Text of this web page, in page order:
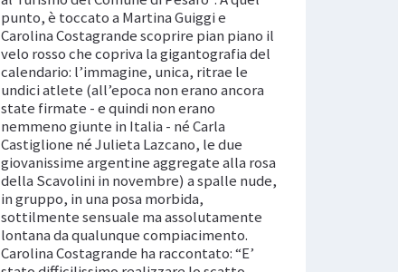
punto, è toccato a Martina Guiggi e
Carolina Costagrande scoprire pian piano il
velo rosso che copriva la gigantografia del
calendario: l’immagine, unica, ritrae le
undici atlete (all’epoca non erano ancora
state firmate - e quindi non erano
nemmeno giunte in Italia - né Carla
Castiglione né Julieta Lazcano, le due
giovanissime argentine aggregate alla rosa
della Scavolini in novembre) a spalle nude,
in gruppo, in una posa morbida,
sottilmente sensuale ma assolutamente
lontana da qualunque compiacimento.
Carolina Costagrande ha raccontato: “E’